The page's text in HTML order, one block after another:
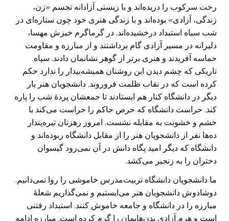
رخت سرکوب را دریده‌اند و با زیستی آزادانه تجسم «زن،
زندگی، آزادی» بوده‌اند و با زندگی هنری خود چون ستاره‌ای در
شب سیاه استبداد درخشیده‌اند. در گرماگرم خیزش مهسا،
دلیرانه در مسیر آزادی گام برداشتند و از مبارزه و مقاومت
حماسه آفریدند و هنری برتر از گوهر نشانمان دادند. سپاه
تاریکی که چشم دیدن این روشنان همیشه‌بیدار را ندارد حکم
کرده است که در نقاب ظلمت فروروند. دانشجویان هنر بار
دیگر در دانشگاه کنار هم ایستادند تا جمعشان پردۀ شب را پاره
کند. حراست دانشگاه که حرص حاکم را حراست می‌کند با
خشم و خشونت به مقابله نشست. امروز رهزنان تیره‌پندار
ده‌ها نفر از دانشجویان هنر را از مقابل دانشگاه ربوده‌اند و
دانشگاه که دیگر امید پگاه دانش در آن نمی‌رود گیسوان
دختران را به زنجیر می‌کشد.
ما دانشجویان دانشگاه تربیت‌مدرس خاموشی را روا نمی‌دانیم.
دوشادوش دانشجویان هنر می‌ایستیم و نمی‌گذاریم شعلۀ
مبارزه را در دانشگاه و جامعه خاموش کنند. استبداد رفتنی
است و هرم آزادی بدن‌هایمان را گرم کرده است. مبارزه ادامه